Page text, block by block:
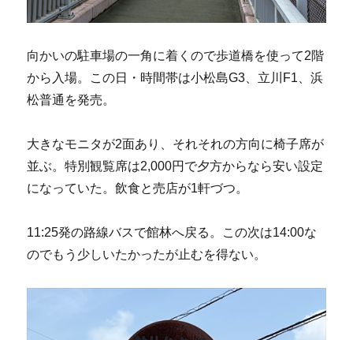
向かいの駐車場の一角に着くので歩道橋を使って2階
から入場。この日・時間帯は小松島G3、立川F1、浜
松普通を発売。
大きなモニタが2面あり、それそれの方向に椅子席が
並ぶ。特別観覧席は2,000円で夕方からなら安い設定
になっていた。飲食と売店が1軒づつ。
11:25発の路線バスで館林へ戻る。この次は14:00な
のでもう少しいたかったが止むを得ない。